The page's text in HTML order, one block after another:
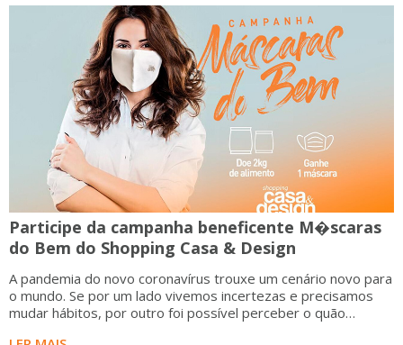
Participe da campanha beneficente M�scaras
do Bem do Shopping Casa & Design
A pandemia do novo coronavírus trouxe um cenário novo para
o mundo. Se por um lado vivemos incertezas e precisamos
mudar hábitos, por outro foi possível perceber o quão